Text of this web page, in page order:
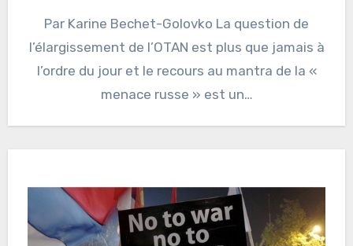
Par Karine Bechet-Golovko La question de
l’élargissement de l’OTAN est plus que jamais à
l’ordre du jour et le recours au mantra de la «
menace russe » est un…